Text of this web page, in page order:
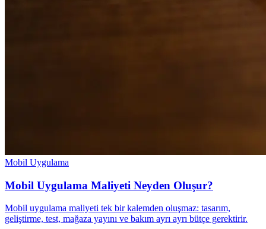
Mobil Uygulama
Mobil Uygulama Maliyeti Neyden Oluşur?
Mobil uygulama maliyeti tek bir kalemden oluşmaz: tasarım,
geliştirme, test, mağaza yayını ve bakım ayrı ayrı bütçe gerektirir.